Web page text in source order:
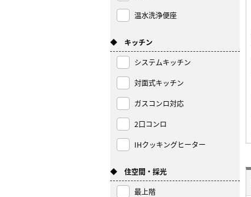
温水洗浄便座
◆ キッチン
システムキッチン
対面式キッチン
ガスコンロ対応
2口コンロ
IHクッキングヒーター
◆ 住空間・採光
最上階